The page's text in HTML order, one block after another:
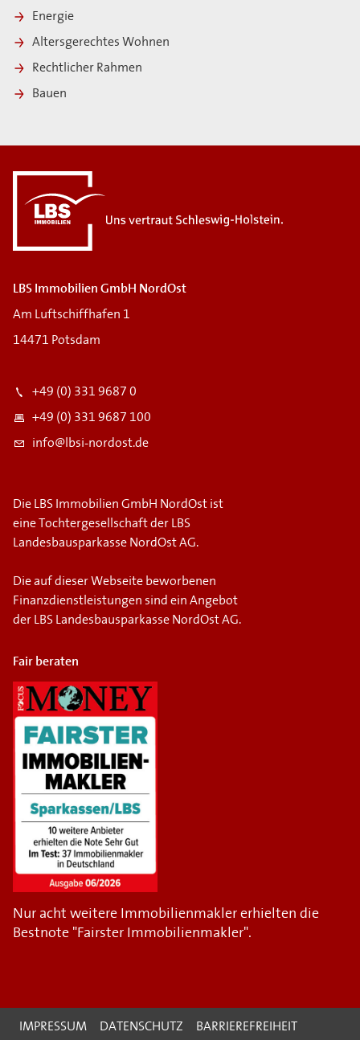
Energie
Altersgerechtes Wohnen
Rechtlicher Rahmen
Bauen
LBS Immobilien GmbH NordOst
Am Luftschiffhafen 1
14471 Potsdam
+49 (0) 331 9687 0
+49 (0) 331 9687 100
info@lbsi-nordost.de
Die LBS Immobilien GmbH NordOst ist
eine Tochtergesellschaft der LBS
Landesbausparkasse NordOst AG.
Die auf dieser Webseite beworbenen
Finanzdienstleistungen sind ein Angebot
der LBS Landesbausparkasse NordOst AG.
Fair beraten
Nur acht weitere Immobilienmakler erhielten die
Bestnote "Fairster Immobilienmakler".
IMPRESSUM DATENSCHUTZ BARRIEREFREIHEIT